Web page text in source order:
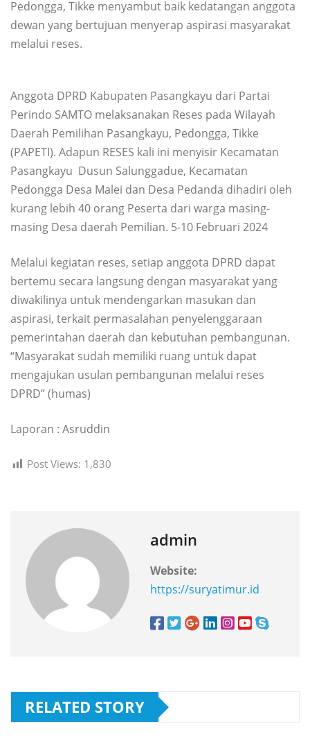
Pedongga, Tikke menyambut baik kedatangan anggota
dewan yang bertujuan menyerap aspirasi masyarakat
melalui reses.
Anggota DPRD Kabupaten Pasangkayu dari Partai
Perindo SAMTO melaksanakan Reses pada Wilayah
Daerah Pemilihan Pasangkayu, Pedongga, Tikke
(PAPETI). Adapun RESES kali ini menyisir Kecamatan
Pasangkayu Dusun Salunggadue, Kecamatan
Pedongga Desa Malei dan Desa Pedanda dihadiri oleh
kurang lebih 40 orang Peserta dari warga masing-
masing Desa daerah Pemilian. 5-10 Februari 2024
Melalui kegiatan reses, setiap anggota DPRD dapat
bertemu secara langsung dengan masyarakat yang
diwakilinya untuk mendengarkan masukan dan
aspirasi, terkait permasalahan penyelenggaraan
pemerintahan daerah dan kebutuhan pembangunan.
“Masyarakat sudah memiliki ruang untuk dapat
mengajukan usulan pembangunan melalui reses
DPRD” (humas)
Laporan : Asruddin
Post Views: 1,830
admin
Website:
https://suryatimur.id
RELATED STORY